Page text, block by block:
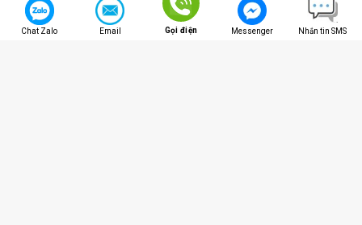
Chat Zalo Email Gọi điện Messenger Nhắn tin SMS